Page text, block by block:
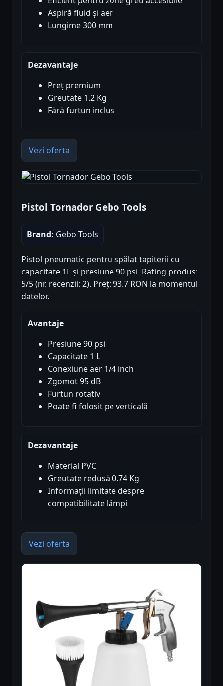
Aspiră fluid și aer
Lungime 300 mm
Dezavantaje
Preț premium
Greutate 1.2 Kg
Fără furtun inclus
Vezi oferta
Pistol Tornador Gebo Tools
Brand: Gebo Tools
Pistol pneumatic pentru spălat tapiterii cu
capacitate 1L și presiune 90 psi. Rating produs:
5/5 (nr. recenzii: 2). Preț: 93.7 RON la momentul
datelor.
Avantaje
Presiune 90 psi
Capacitate 1 L
Conexiune aer 1/4 inch
Zgomot 95 dB
Furtun rotativ
Poate fi folosit pe verticală
Dezavantaje
Material PVC
Greutate redusă 0.74 Kg
Informații limitate despre
compatibilitate lămpi
Vezi oferta